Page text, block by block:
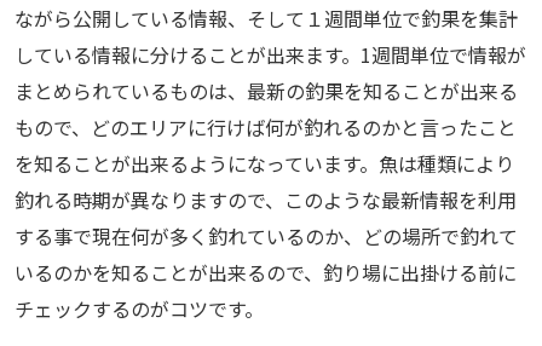
ながら公開している情報、そして１週間単位で釣果を集計
している情報に分けることが出来ます。1週間単位で情報が
まとめられているものは、最新の釣果を知ることが出来る
もので、どのエリアに行けば何が釣れるのかと言ったこと
を知ることが出来るようになっています。魚は種類により
釣れる時期が異なりますので、このような最新情報を利用
する事で現在何が多く釣れているのか、どの場所で釣れて
いるのかを知ることが出来るので、釣り場に出掛ける前に
チェックするのがコツです。